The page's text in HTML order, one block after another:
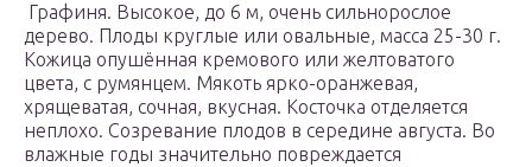
Графиня. Высокое, до 6 м, очень сильнорослое
дерево. Плоды круглые или овальные, масса 25-30 г.
Кожица опушённая кремового или желтоватого
цвета, с румянцем. Мякоть ярко-оранжевая,
хрящеватая, сочная, вкусная. Косточка отделяется
неплохо. Созревание плодов в середине августа. Во
влажные годы значительно повреждается